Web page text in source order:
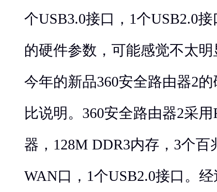
个USB3.0接口，1个USB2.0
的硬件参数，可能感觉不太
今年的新品360安全路由器2
比说明。360安全路由器2采
器，128M DDR3内存，3个
WAN口，1个USB2.0接口。